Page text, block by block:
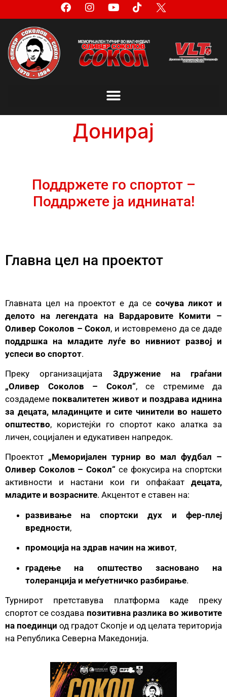
Донирај
Поддржете го спортот –
Поддржете ја иднината!
Главна цел на проектот
Главната цел на проектот е да се сочува ликот и
делото на легендата на Вардаровите Комити –
Оливер Соколов – Сокол, и истовремено да се даде
поддршка на младите луѓе во нивниот развој и
успеси во спортот.
Преку организацијата Здружение на граѓани
„Оливер Соколов – Сокол“, се стремиме да
создадеме поквалитетен живот и поздрава иднина
за децата, младинците и сите чинители во нашето
општество, користејќи го спортот како алатка за
личен, социјален и едукативен напредок.
Проектот „Меморијален турнир во мал фудбал –
Оливер Соколов – Сокол“ се фокусира на спортски
активности и настани кои ги опфаќаат децата,
младите и возрасните. Акцентот е ставен на:
развивање на спортски дух и фер-плеј
вредности,
промоција на здрав начин на живот,
градење на општество засновано на
толеранција и меѓуетничко разбирање.
Турнирот претставува платформа каде преку
спортот се создава позитивна разлика во животите
на поединци од градот Скопје и од целата територија
на Република Северна Македонија.